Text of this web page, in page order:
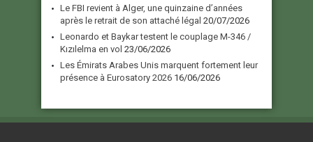
Le FBI revient à Alger, une quinzaine d’années
après le retrait de son attaché légal 20/07/2026
Leonardo et Baykar testent le couplage M-346 /
Kızılelma en vol 23/06/2026
Les Émirats Arabes Unis marquent fortement leur
présence à Eurosatory 2026 16/06/2026